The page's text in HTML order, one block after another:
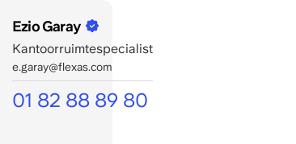
Ezio Garay
Kantoorruimtespecialist
e.garay@flexas.com
01 82 88 89 80